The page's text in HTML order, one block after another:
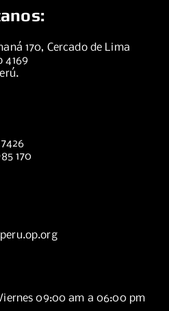
170, Cercado de Lima
4169
170
09:00 am a 06:00 pm